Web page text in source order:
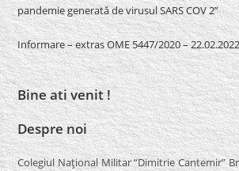
pandemie generată de virusul SARS COV 2”
Informare – extras OME 5447/2020 –
Bine ati venit !
Despre noi
Colegiul Naţional Militar “Dimitrie Cantemir”